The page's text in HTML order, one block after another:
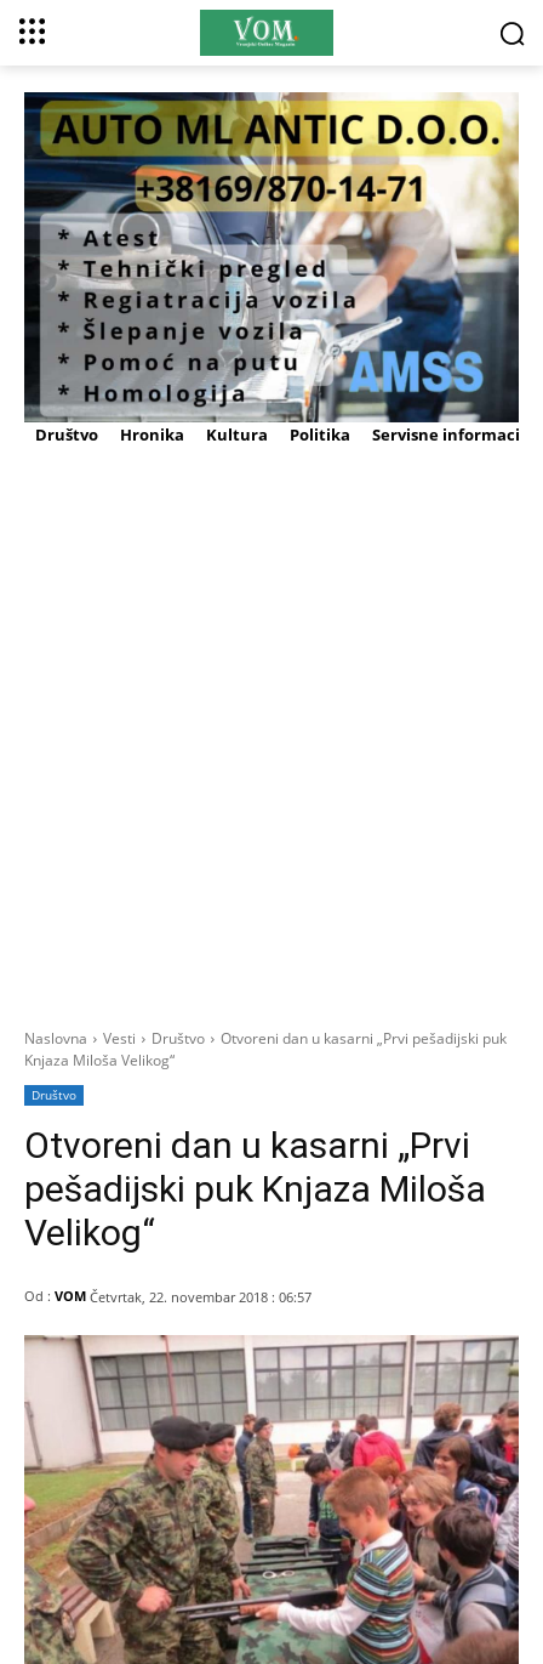
Društvo Hronika Kultura Politika Servisne informacije
Naslovna Vesti Društvo
Otvoreni dan u kasarni „Prvi pešadijski puk
Knjaza Miloša Velikog“
Društvo
Otvoreni dan u kasarni „Prvi
pešadijski puk Knjaza Miloša
Velikog“
Od : VOM Četvrtak, 22. novembar 2018 : 06:57